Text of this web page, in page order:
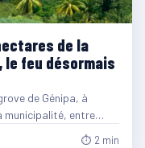
de la
le feu désormais
de Génipa, à
municipalité, entre…
⏱ 2 min